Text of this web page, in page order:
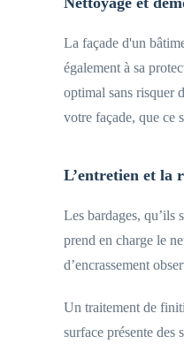
La façade d'un
également à sa
optimal sans risquer
votre façade, que ce
L’entretien et la
Les bardages, qu’ils
prend en charge le
d’encrassement
Un traitement de
surface présente